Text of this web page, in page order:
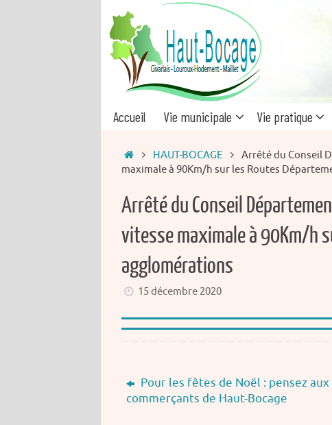
Accueil Vie municipale Vie pratique
Accueil
HAUT-BOCAGE
Arrêté du Conseil
maximale à 90Km/h sur les Routes
Arrêté du Conseil
vitesse maximale à 90Km/h
agglomérations
15 décembre 2020
Pour les fêtes de Noël : pensez aux
commerçants de Haut-Bocage